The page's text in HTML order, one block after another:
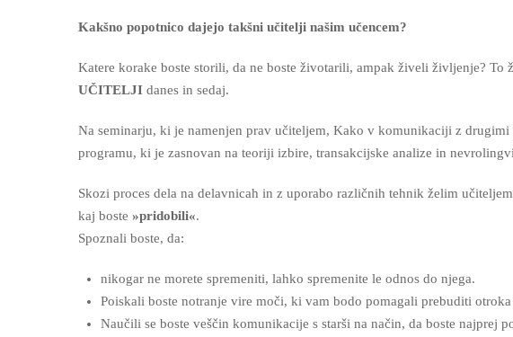
Kakšno popotnico dajejo takšni učitelji našim učencem?
Katere korake boste storili, da ne boste životarili, ampak živeli življenje?
UČITELJI danes in sedaj.
Na seminarju, ki je namenjen prav učiteljem, Kako v komunikaciji z drugimi
programu, ki je zasnovan na teoriji izbire, transakcijske analize in
Skozi proces dela na delavnicah in z uporabo različnih tehnik želim
kaj boste »pridobili«.
Spoznali boste, da:
nikogar ne morete spremeniti, lahko spremenite le odnos do njega.
Poiskali boste notranje vire moči, ki vam bodo pomagali prebuditi otroka
Naučili se boste veščin komunikacije s starši na način, da boste najprej